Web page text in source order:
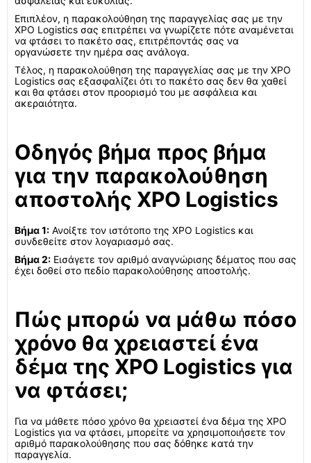
Επιπλέον, η παρακολούθηση της παραγγελίας σας με την
XPO Logistics σας επιτρέπει να γνωρίζετε πότε αναμένεται
να φτάσει το πακέτο σας, επιτρέποντάς σας να
οργανώσετε την ημέρα σας ανάλογα.
Τέλος, η παρακολούθηση της παραγγελίας σας με την XPO
Logistics σας εξασφαλίζει ότι το πακέτο σας δεν θα χαθεί
και θα φτάσει στον προορισμό του με ασφάλεια και
ακεραιότητα.
Οδηγός βήμα προς βήμα
για την παρακολούθηση
αποστολής XPO Logistics
Βήμα 1: Ανοίξτε τον ιστότοπο της XPO Logistics και
συνδεθείτε στον λογαριασμό σας.
Βήμα 2: Εισάγετε τον αριθμό αναγνώρισης δέματος που σας
έχει δοθεί στο πεδίο παρακολούθησης αποστολής.
Πώς μπορώ να μάθω πόσο
χρόνο θα χρειαστεί ένα
δέμα της XPO Logistics για
να φτάσει;
Για να μάθετε πόσο χρόνο θα χρειαστεί ένα δέμα της XPO
Logistics για να φτάσει, μπορείτε να χρησιμοποιήσετε τον
αριθμό παρακολούθησης που σας δόθηκε κατά την
παραγγελία.